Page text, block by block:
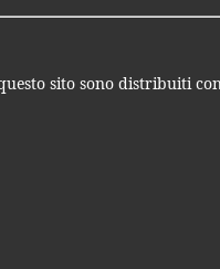
sito sono distribuiti